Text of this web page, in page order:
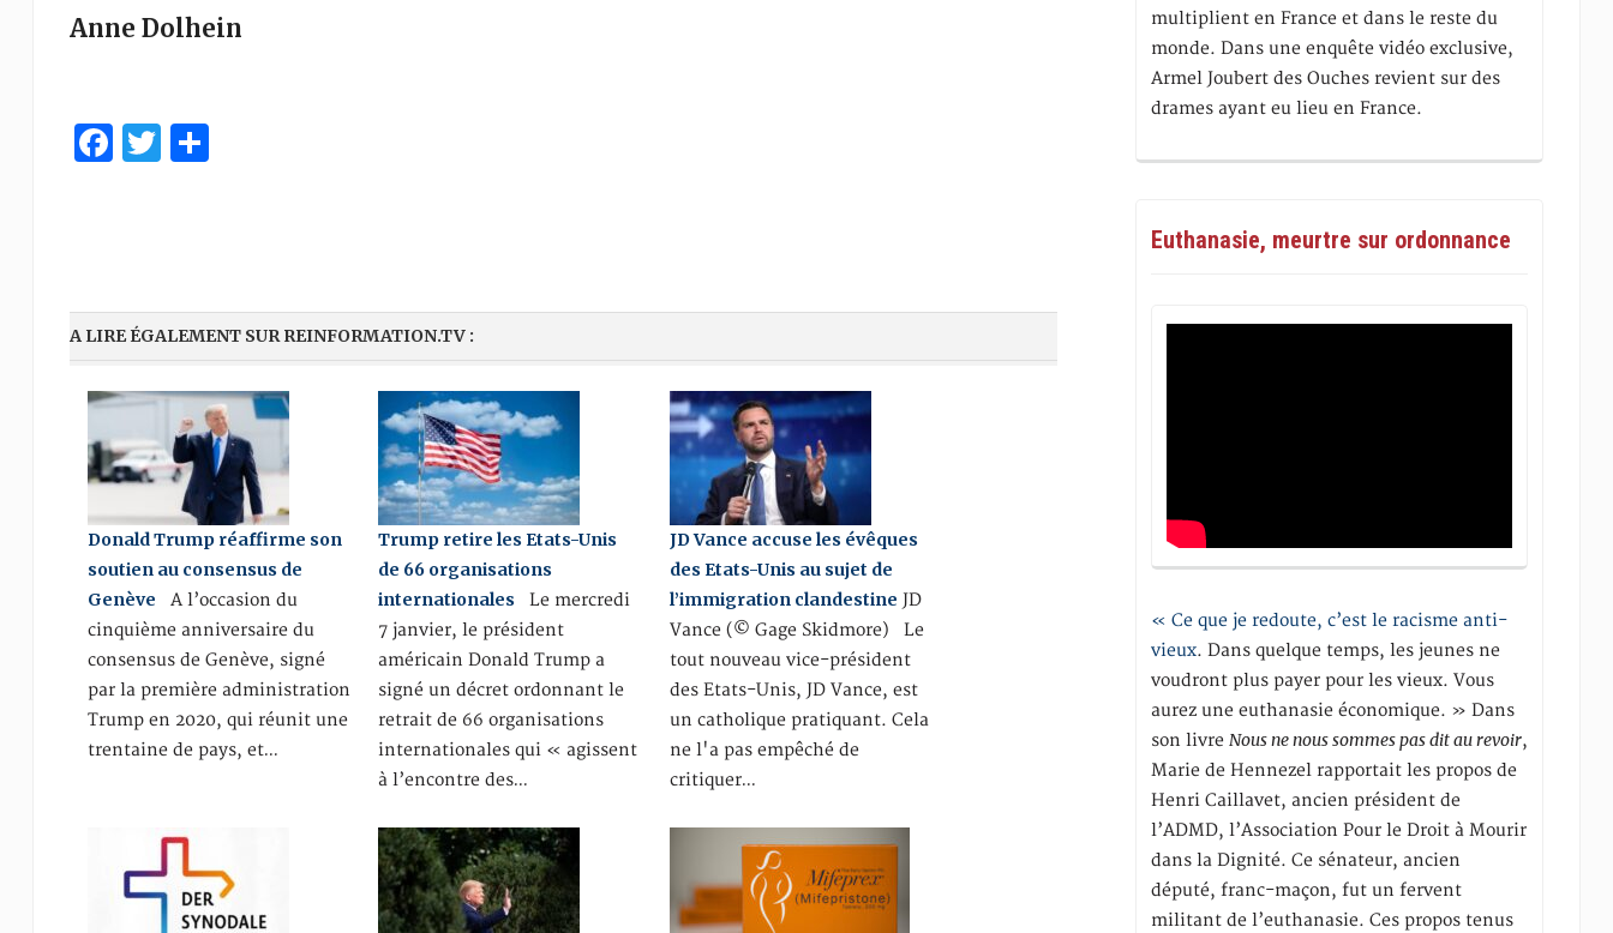
Anne Dolhein
Facebook
Twitter
Partager
A LIRE ÉGALEMENT SUR REINFORMATION.TV :
Donald Trump réaffirme son
soutien au consensus de
Genève A l’occasion du
cinquième anniversaire du
consensus de Genève, signé
par la première administration
Trump en 2020, qui réunit une
trentaine de pays, et…
Trump retire les Etats-Unis
de 66 organisations
internationales Le mercredi
7 janvier, le président
américain Donald Trump a
signé un décret ordonnant le
retrait de 66 organisations
internationales qui « agissent
à l’encontre des…
JD Vance accuse les évêques
des Etats-Unis au sujet de
l’immigration clandestine JD
Vance (© Gage Skidmore) Le
tout nouveau vice-président
des Etats-Unis, JD Vance, est
un catholique pratiquant. Cela
ne l'a pas empêché de
critiquer…
multiplient en France et dans le reste du
monde. Dans une enquête vidéo exclusive,
Armel Joubert des Ouches revient sur des
drames ayant eu lieu en France.
Euthanasie, meurtre sur ordonnance
« Ce que je redoute, c’est le racisme anti-
vieux. Dans quelque temps, les jeunes ne
voudront plus payer pour les vieux. Vous
aurez une euthanasie économique. » Dans
son livreNous ne nous sommes pas dit au revoir,
Marie de Hennezel rapportait les propos de
Henri Caillavet, ancien président de
l’ADMD, l’Association Pour le Droit à Mourir
dans la Dignité. Ce sénateur, ancien
député, franc-maçon, fut un fervent
militant de l’euthanasie. Ces propos tenus